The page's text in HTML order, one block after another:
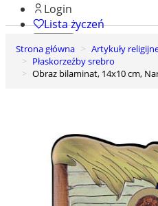
Login
Lista życzeń
0
Koszyk
Strona główna Artykuły
Płaskorzeźby srebro
Obraz bilaminat, 14x10 cm,